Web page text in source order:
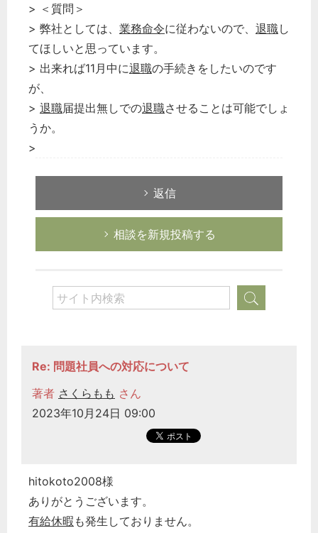
> ＜質問＞
> 弊社としては、 業務命令に従わないので、 退職し
てほしいと思っています。
> 出来れば11月中に退職の手続きをしたいのです
が、
> 退職届提出無しでの退職させることは可能でしょ
うか。
>
返信
相談を新規投稿する
Re: 問題社員への対応について
著者 さくらもも さん
2023年10月24日 09:00
hitokoto2008様
ありがとうございます。
有給休暇 も発生しておりません。